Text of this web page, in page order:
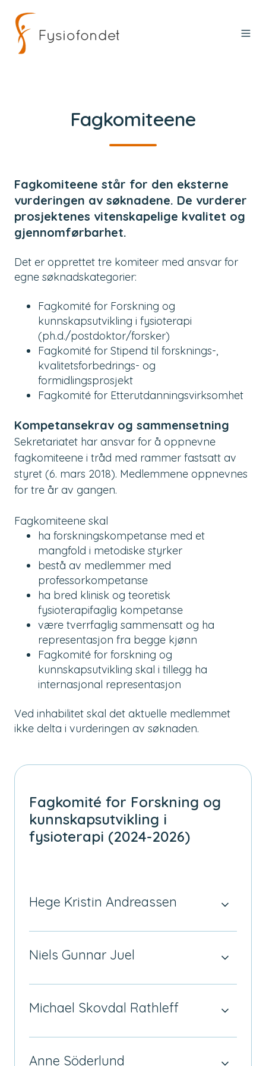
Fagkomiteene
Fagkomiteene står for den eksterne
vurderingen av søknadene. De vurderer
prosjektenes vitenskapelige kvalitet og
gjennomførbarhet.
Det er opprettet tre komiteer med ansvar for
egne søknadskategorier:
Fagkomité for Forskning og
kunnskapsutvikling i fysioterapi
(ph.d./postdoktor/forsker)
Fagkomité for Stipend til forsknings-,
kvalitetsforbedrings- og
formidlingsprosjekt
Fagkomité for Etterutdanningsvirksomhet
Kompetansekrav og sammensetning
Sekretariatet har ansvar for å oppnevne
fagkomiteene i tråd med rammer fastsatt av
styret (6. mars 2018). Medlemmene oppnevnes
for tre år av gangen.
Fagkomiteene skal
ha forskningskompetanse med et
mangfold i metodiske styrker
bestå av medlemmer med
professorkompetanse
ha bred klinisk og teoretisk
fysioterapifaglig kompetanse
være tverrfaglig sammensatt og ha
representasjon fra begge kjønn
Fagkomité for forskning og
kunnskapsutvikling skal i tillegg ha
internasjonal representasjon
Ved inhabilitet skal det aktuelle medlemmet
ikke delta i vurderingen av søknaden.
Fagkomité for Forskning og
kunnskapsutvikling i
fysioterapi (2024-2026)
Hege Kristin Andreassen
Niels Gunnar Juel
Michael Skovdal Rathleff
Anne Söderlund